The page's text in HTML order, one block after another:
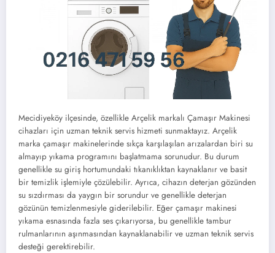
Mecidiyeköy ilçesinde, özellikle Arçelik markalı Çamaşır Makinesi
cihazları için uzman teknik servis hizmeti sunmaktayız. Arçelik
marka çamaşır makinelerinde sıkça karşılaşılan arızalardan biri su
almayıp yıkama programını başlatmama sorunudur. Bu durum
genellikle su giriş hortumundaki tıkanıklıktan kaynaklanır ve basit
bir temizlik işlemiyle çözülebilir. Ayrıca, cihazın deterjan gözünden
su sızdırması da yaygın bir sorundur ve genellikle deterjan
gözünün temizlenmesiyle giderilebilir. Eğer çamaşır makinesi
yıkama esnasında fazla ses çıkarıyorsa, bu genellikle tambur
rulmanlarının aşınmasından kaynaklanabilir ve uzman teknik servis
desteği gerektirebilir.